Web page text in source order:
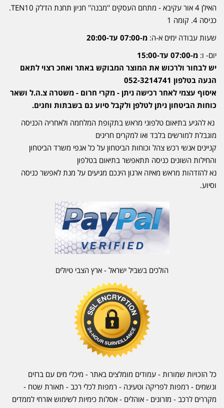
האילן 4 אור עקיבא - מתחם העסקים ''מבנה'' חניון תחנת הדלק TEN10.
כניסה 4. קומה 1
שעות עבודה ימים א-ה: מ-07:00 עד-20:00
יום- ו: מ-07:00 עד-15:00
יש לבחור ולרכוש את המוצר המבוקש באתר ואחכ רצוי לתאם
הגעה בטלפון 052-3214741
איסוף עצמי לאחר רכישה ניתן - מקרי חרום - משטרה צ.ה.ל ושאר
כוחות הביטחון ניתן לטלפן ולקבל סיוע גם בשבתות וחגים.
נא להגיע בתיאום טלפוני מראש בתקופת המלחמה ולאחריה הכניסה
מוגבלת למורשים בלבד ואו למקרים חריגים
קניינים אנשי רכש צהל וכוחות הביטחון על כל אגפי משרד הביטחון
והחילות השונים כניסה תתאפשר בתיאום בטלפון
נא להזדהות מראש מאיזה ארגון הינכם מגיעים על מנת לאפשר כניסה
וסיוע.
הולכים בשביל ישראל - ארץ הצבי טיולים
כל הזכויות שמורות - עמודים מומלצים באתר - מיכלי מים עם ברזים
ונשמים - רמפות לפריקה וטעינה - רמפות לכלי רכב - תאורת שטח -
מקררים לרכב - מזרונים - אוהלים - אסלות כימיות לשימוש אזרחי לממדים